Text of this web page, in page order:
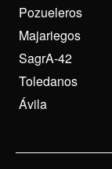
Pozueleros
Majariegos
SagrA-42
Toledanos
Ávila